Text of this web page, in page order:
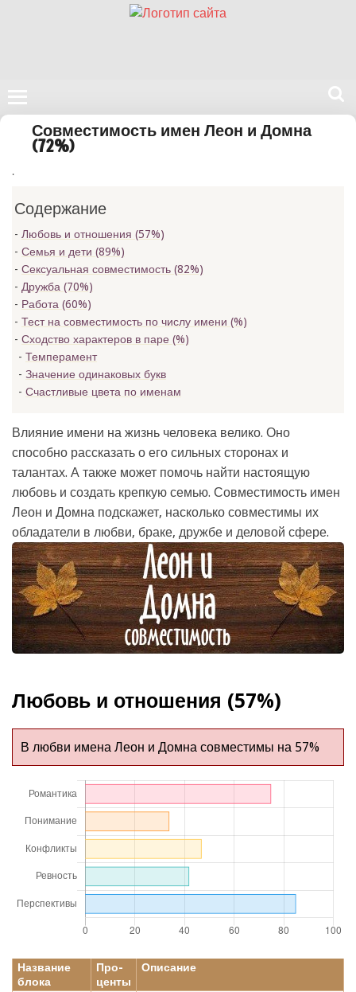
Поиск
сайте
Совместимость имен Леон и Домна
(72%)
.
Содержание
Любовь и отношения (57%)
Семья и дети (89%)
Сексуальная совместимость (82%)
Дружба (70%)
Работа (60%)
Тест на совместимость по числу имени (%)
Сходство характеров в паре (%)
Темперамент
Значение одинаковых букв
Счастливые цвета по именам
Влияние имени на жизнь человека велико. Оно
способно рассказать о его сильных сторонах и
талантах. А также может помочь найти настоящую
любовь и создать крепкую семью. Совместимость имен
Леон и Домна подскажет, насколько совместимы их
обладатели в любви, браке, дружбе и деловой сфере.
Любовь и отношения (57%)
В любви имена Леон и Домна совместимы на 57%
Название
блока
Про-
центы
Описание